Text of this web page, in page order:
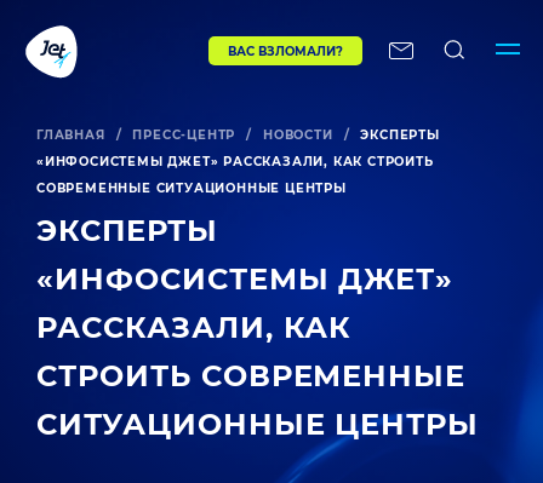
ВАС ВЗЛОМАЛИ?
ГЛАВНАЯ / ПРЕСС-ЦЕНТР / НОВОСТИ /
ЭКСПЕРТЫ
«ИНФОСИСТЕМЫ ДЖЕТ» РАССКАЗАЛИ, КАК СТРОИТЬ
СОВРЕМЕННЫЕ СИТУАЦИОННЫЕ ЦЕНТРЫ
ЭКСПЕРТЫ
«ИНФОСИСТЕМЫ ДЖЕТ»
РАССКАЗАЛИ, КАК
СТРОИТЬ СОВРЕМЕННЫЕ
СИТУАЦИОННЫЕ ЦЕНТРЫ